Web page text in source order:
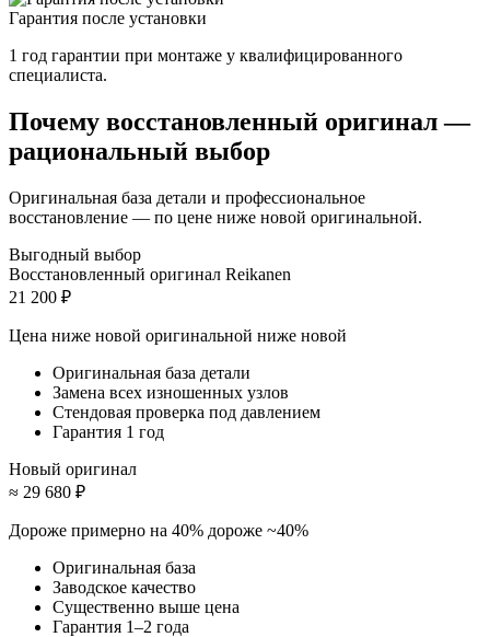
Гарантия после установки
1 год гарантии при монтаже у квалифицированного
специалиста.
Почему восстановленный оригинал —
рациональный выбор
Оригинальная база детали и профессиональное
восстановление — по цене ниже новой оригинальной.
Выгодный выбор
Восстановленный оригинал Reikanen
21 200 ₽
Цена ниже новой оригинальной ниже новой
Оригинальная база детали
Замена всех изношенных узлов
Стендовая проверка под давлением
Гарантия 1 год
Новый оригинал
≈ 29 680 ₽
Дороже примерно на 40% дороже ~40%
Оригинальная база
Заводское качество
Существенно выше цена
Гарантия 1–2 года